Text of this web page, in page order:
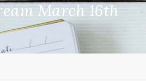
March 16th